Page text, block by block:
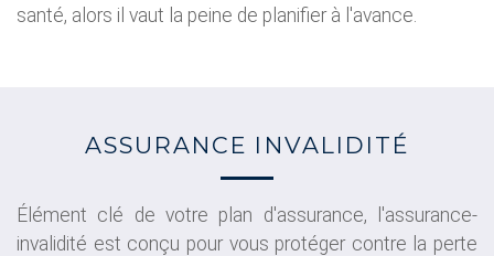
santé, alors il vaut la peine de planifier à l'avance.
ASSURANCE INVALIDITÉ
Élément clé de votre plan d'assurance, l'assurance-
invalidité est conçu pour vous protéger contre la perte